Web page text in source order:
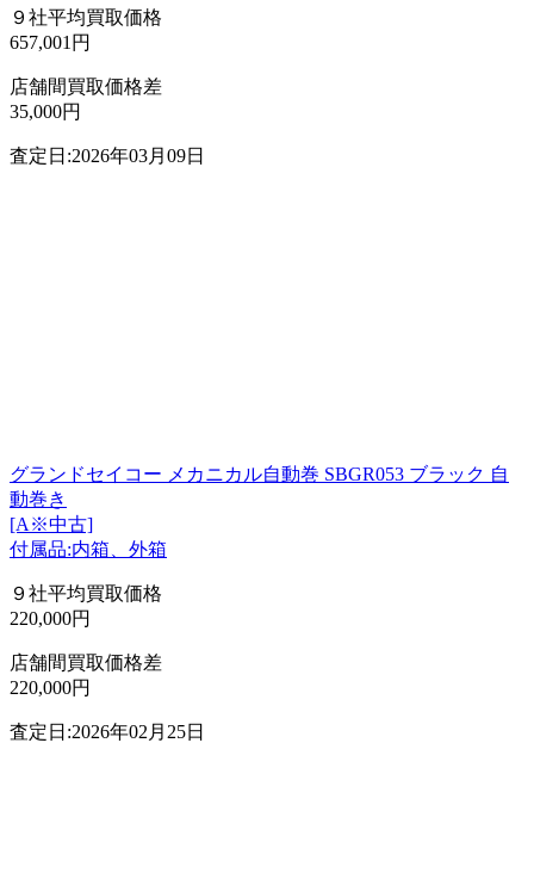
９社平均買取価格
657,001円
店舗間買取価格差
35,000円
査定日:2026年03月09日
グランドセイコー メカニカル自動巻 SBGR053 ブラック 自
動巻き
[A※中古]
付属品:内箱、外箱
９社平均買取価格
220,000円
店舗間買取価格差
220,000円
査定日:2026年02月25日